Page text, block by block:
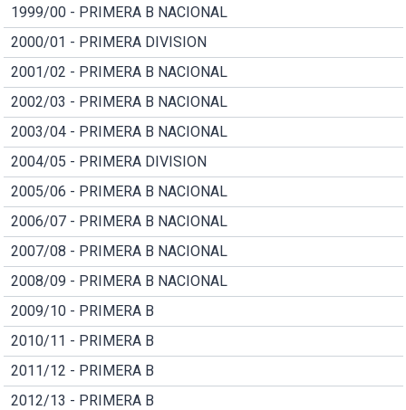
1999/00 - PRIMERA B NACIONAL
2000/01 - PRIMERA DIVISION
2001/02 - PRIMERA B NACIONAL
2002/03 - PRIMERA B NACIONAL
2003/04 - PRIMERA B NACIONAL
2004/05 - PRIMERA DIVISION
2005/06 - PRIMERA B NACIONAL
2006/07 - PRIMERA B NACIONAL
2007/08 - PRIMERA B NACIONAL
2008/09 - PRIMERA B NACIONAL
2009/10 - PRIMERA B
2010/11 - PRIMERA B
2011/12 - PRIMERA B
2012/13 - PRIMERA B